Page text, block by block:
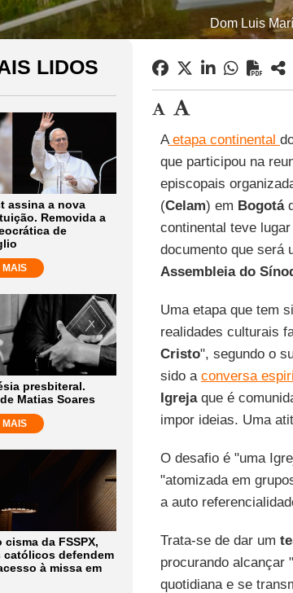
Dom Luis
LIDOS
assina a nova
Removida a
de
MAIS
presbiteral.
Matias Soares
MAIS
cisma da FSSPX,
católicos defendem
à missa em
Aetapa continental
que participou na
episcopais
(Celam) em Bogotá
continental teve
documento que será
Assembleia do
Uma etapa que tem
realidades culturais
Cristo", segundo o
sido a conversa
Igrejaque é
impor ideias. Uma
O desafio é "uma
"atomizada em
a auto
Trata-se de dar um
procurando alcançar
quotidiana e se